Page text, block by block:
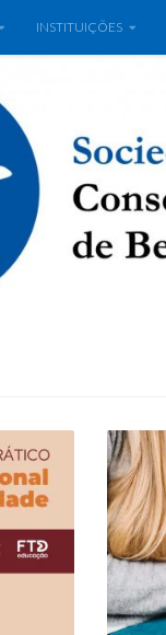
INSTITUIÇÕES